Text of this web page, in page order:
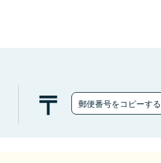
郵便番号をコピーする